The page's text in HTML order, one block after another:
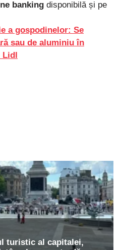
banking disponibilă și pe
a gospodinelor: Se
sau de aluminiu în